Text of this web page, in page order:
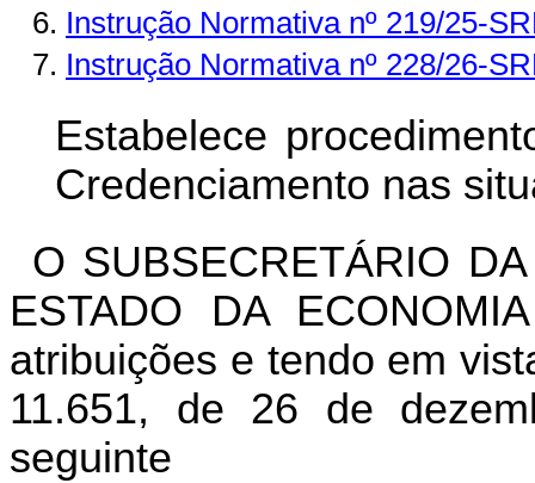
6. Instrução Normativa nº 219/25-
7. Instrução Normativa nº 228/26-
Estabelece
Credenciamento nas
O SUBSECRETÁRIO
ESTADO DA
atribuições e tendo em
11.651, de 26 de
seguinte